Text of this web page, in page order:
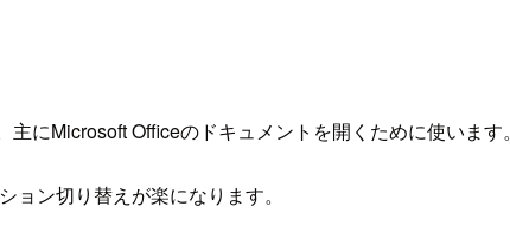
にMicrosoft Officeのドキュメントを開くために使います。
ン切り替えが楽になります。